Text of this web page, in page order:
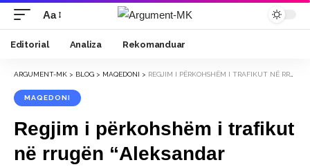
Font
Resizer
Aa
Editorial Analiza Rekomanduar
ARGUMENT-MK > BLOG > MAQEDONI > REGJIM I PËRKOHSHËM I TRAFIKUT NË RRUGËN “ALEKSANDAR URDAREVSKI”
MAQEDONI
Regjim i përkohshëm i trafikut
në rrugën “Aleksandar